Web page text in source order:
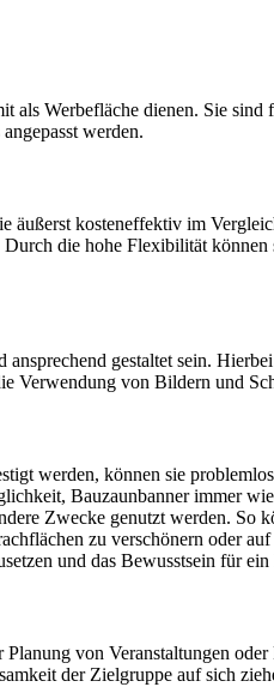
Werbefläche dienen. Sie
werden.
kosteneffektiv im
die hohe Flexibilität
gestaltet sein.
Verwendung von Bildern und
werden, können sie
Bauzaunbanner immer
Zwecke genutzt werden. So
zu verschönern oder
und das Bewusstsein für
von Veranstaltungen
der Zielgruppe auf sich